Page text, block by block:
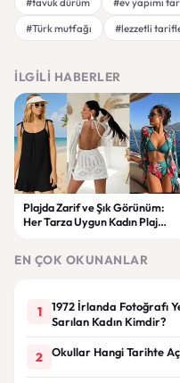
#Türk mutfağı
#lezzetli
İLGILI HABERLER
Plajda Zarif ve Şık Görünüm:
Her Tarza Uygun Kadın Plaj
EN ÇOK OKUNANLAR
1
1972 İrlanda Fotoğrafı
Sarılan Kadın Kimdir?
2 Okullar Hangi Tarihte